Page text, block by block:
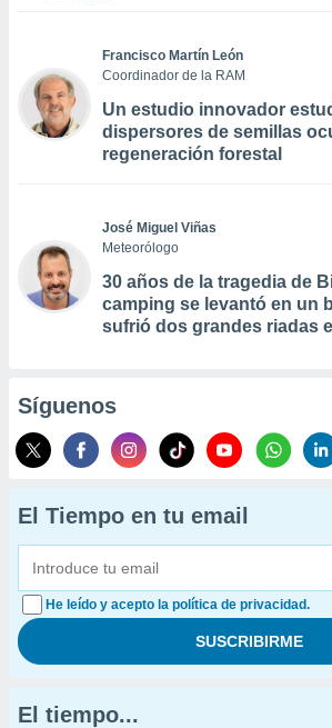
Francisco Martín León
Coordinador de la RAM
Un estudio innovador
dispersores de semillas
regeneración forestal
José Miguel Viñas
Meteorólogo
30 años de la tragedia de
camping se levantó en un
sufrió dos grandes riadas
Síguenos
El Tiempo en tu email
He leído y acepto la política de privacidad.
El tiempo...